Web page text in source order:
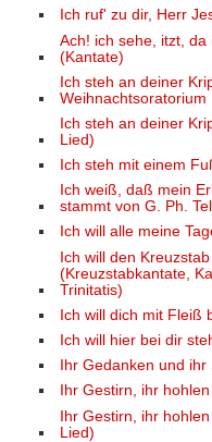
Ich ruf' zu dir, Herr
Ach! ich sehe, itzt, da
(Kantate)
Ich steh an deiner
Weihnachtsoratorium
Ich steh an deiner
Lied)
Ich steh mit einem
Ich weiß, daß mein
stammt von G. Ph.
Ich will alle meine
Ich will den
(Kreuzstabkantate,
Trinitatis)
Ich will dich mit Fleiß
Ich will hier bei dir
Ihr Gedanken und
Ihr Gestirn, ihr
Ihr Gestirn, ihr
Lied)